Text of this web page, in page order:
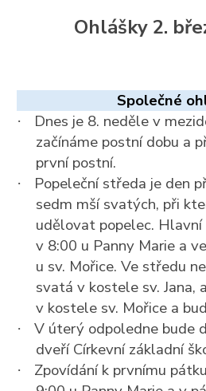
Ohlášky 2.
Společné
·
Dnes je 8. neděle v
začínáme postní dobu a
první postní.
·
Popeleční středa je den
sedm mší svatých, při
udělovat popelec. Hlavní
v 8:00 u Panny Marie a
u sv. Mořice. Ve středu
svatá v kostele sv. Jana,
v kostele sv. Mořice a
·
V úterý odpoledne bude
dveří Církevní základní
·
Zpovídání k prvnímu